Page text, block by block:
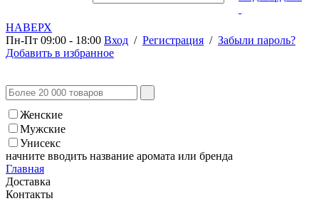
НАВЕРХ
Пн-Пт 09:00 - 18:00 Вход / Регистрация / Забыли пароль?
Добавить в избранное
Женские
Мужские
Унисекс
начните вводить название аромата или бренда
Главная
Доставка
Контакты